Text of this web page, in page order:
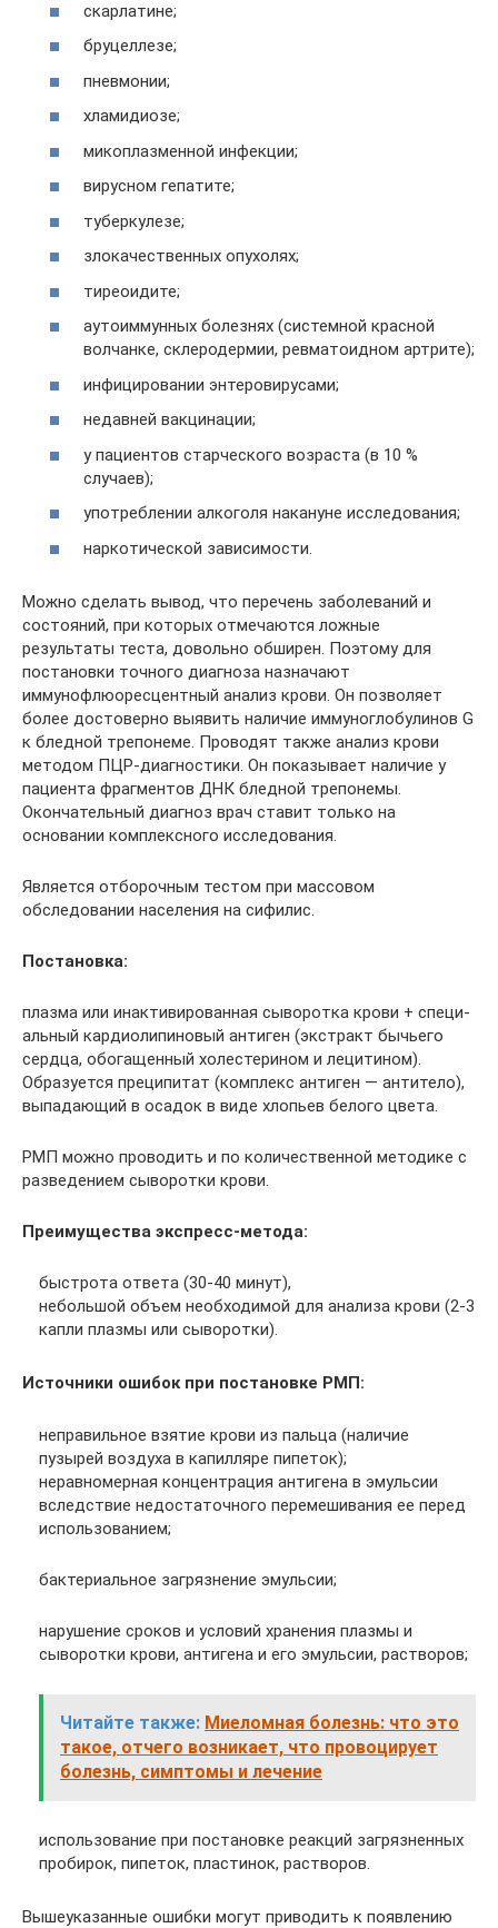
скарлатине;
бруцеллезе;
пневмонии;
хламидиозе;
микоплазменной инфекции;
вирусном гепатите;
туберкулезе;
злокачественных опухолях;
тиреоидите;
аутоиммунных болезнях (системной красной
волчанке, склеродермии, ревматоидном артрите);
инфицировании энтеровирусами;
недавней вакцинации;
у пациентов старческого возраста (в 10 %
случаев);
употреблении алкоголя накануне исследования;
наркотической зависимости.
Можно сделать вывод, что перечень заболеваний и
состояний, при которых отмечаются ложные
результаты теста, довольно обширен. Поэтому для
постановки точного диагноза назначают
иммунофлюоресцентный анализ крови. Он позволяет
более достоверно выявить наличие иммуноглобулинов G
к бледной трепонеме. Проводят также анализ крови
методом ПЦР-диагностики. Он показывает наличие у
пациента фрагментов ДНК бледной трепонемы.
Окончательный диагноз врач ставит только на
основании комплексного исследования.
Является отборочным тестом при массовом
обследовании населения на сифилис.
Постановка:
плазма или инактивированная сыворотка крови + специ­
альный кардиолипиновый антиген (экстракт бычьего
сердца, обогащенный холестерином и лецитином).
Образуется преципитат (комплекс антиген — ан­титело),
выпадающий в осадок в виде хлопьев белого цвета.
РМП можно проводить и по количественной методике с
разведением сыворотки крови.
Преимущества экспресс-метода:
быстрота ответа (30-40 минут),
небольшой объем необходимой для анализа крови (2-3
капли плазмы или сыворотки).
Источники ошибок при постановке РМП:
неправильное взятие крови из пальца (наличие
пузырей воздуха в капил­ляре пипеток);
неравномерная концентрация антигена в эмульсии
вследствие недоста­точного перемешивания ее перед
использованием;
бактериальное загрязнение эмульсии;
нарушение сроков и условий хранения плазмы и
сыворотки крови, ан­тигена и его эмульсии, растворов;
Читайте также: Миеломная болезнь: что это
такое, отчего возникает, что провоцирует
болезнь, симптомы и лечение
использование при постановке реакций загрязненных
пробирок, пипе­ток, пластинок, растворов.
Вышеуказанные ошибки могут приводить к появлению